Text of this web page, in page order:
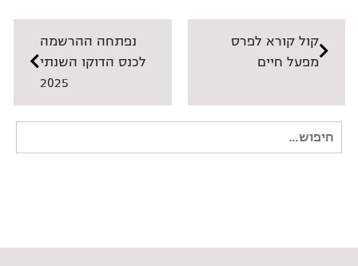
קול קורא לפרס
מפעל חיים
נפתחה ההרשמה
לכנס הדוקו השנתי
2025
חיפוש
עבור: